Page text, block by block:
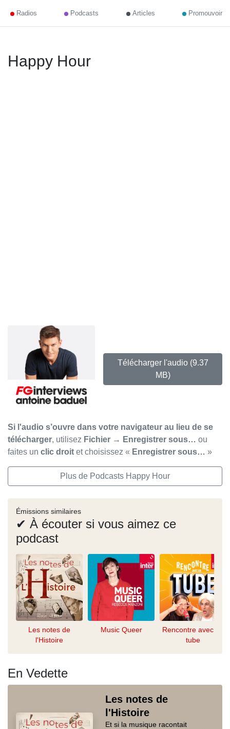
Radios Podcasts Articles Promouvoir
Happy Hour
Télécharger l'audio (9.37
MB)
Si l'audio s’ouvre dans votre navigateur au lieu de se
télécharger, utilisez Fichier → Enregistrer sous… ou
faites un clic droit et choisissez « Enregistrer sous… »
Plus de Podcasts Happy Hour
Émissions similaires
✔ À écouter si vous aimez ce
podcast
Les notes de
l'Histoire
Music Queer
Rencontre avec un
tube
En Vedette
Les notes de
l'Histoire
Et si la musique racontait